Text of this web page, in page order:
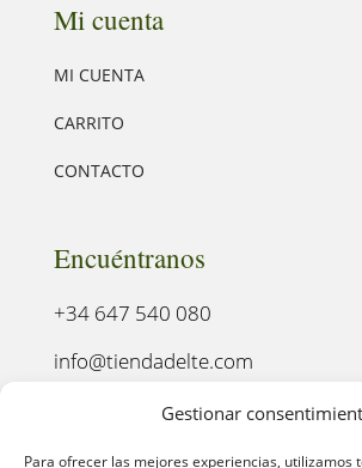
Gestionar
Para ofrecer las mejores experiencias, utilizamos
Mi cuenta
MI CUENTA
CARRITO
CONTACTO
Encuéntranos
+34 647 540 080
info@tiendadelte.com
Punto oficial de recogida:
C. Pozo, 13, 24003. León